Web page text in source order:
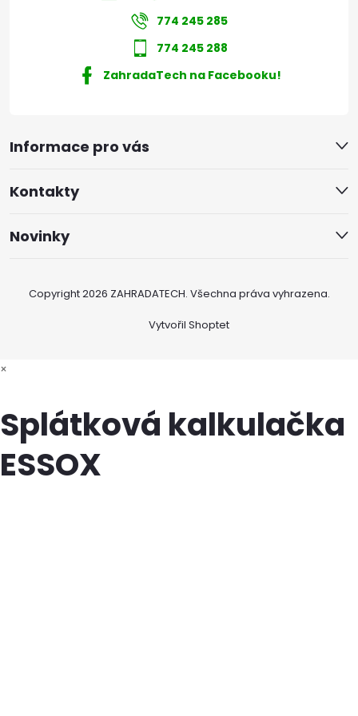
Informace pro vás
Kontakty
Novinky
774 245 285
774 245 288
ZahradaTech na Facebooku!
Vytvořil Shoptet
Copyright 2026 ZAHRADATECH. Všechna práva vyhrazena.
×
Splátková kalkulačka
ESSOX